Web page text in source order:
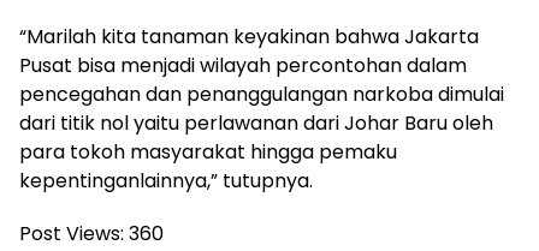
“Marilah kita tanaman keyakinan bahwa Jakarta
Pusat bisa menjadi wilayah percontohan dalam
pencegahan dan penanggulangan narkoba dimulai
dari titik nol yaitu perlawanan dari Johar Baru oleh
para tokoh masyarakat hingga pemaku
kepentinganlainnya,” tutupnya.
Post Views: 360